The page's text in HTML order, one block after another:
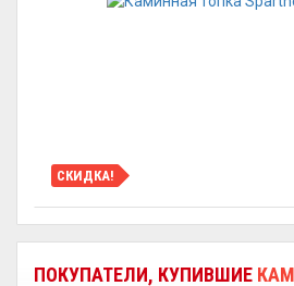
СКИДКА!
ПОКУПАТЕЛИ, КУПИВШИЕ